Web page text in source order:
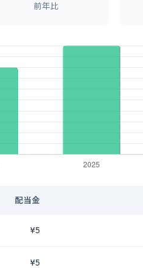
前年比
配当金
¥5
¥5